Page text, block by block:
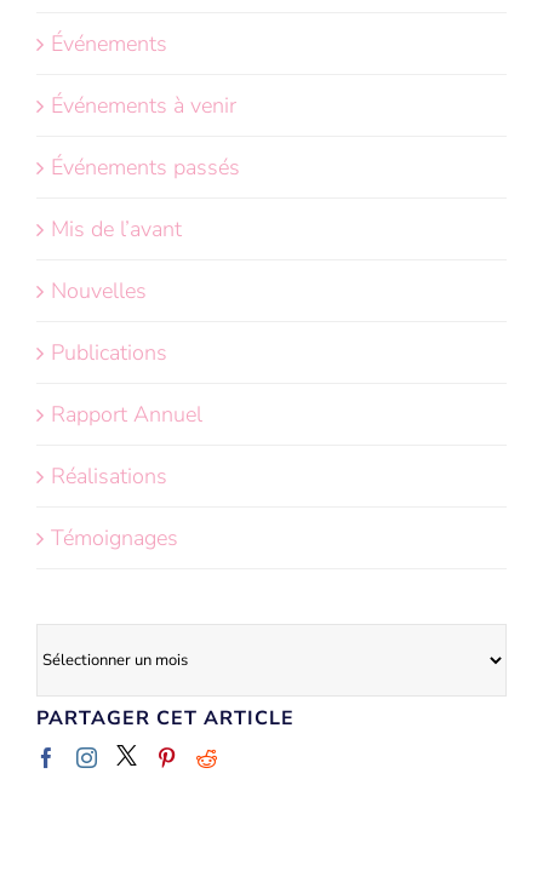
PARTAGER CET ARTICLE
Événements
Événements à venir
Événements passés
Mis de l’avant
Nouvelles
Publications
Rapport Annuel
Réalisations
Témoignages